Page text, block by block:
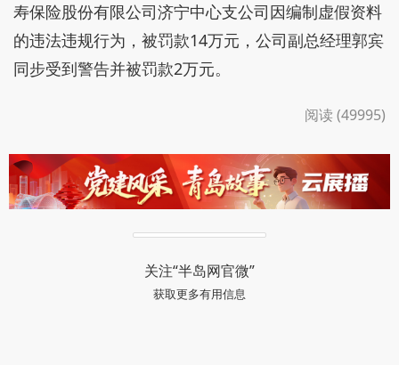
寿保险股份有限公司济宁中心支公司因编制虚假资料
的违法违规行为，被罚款14万元，公司副总经理郭宾
同步受到警告并被罚款2万元。
阅读 (49995)
关注“半岛网官微”
获取更多有用信息